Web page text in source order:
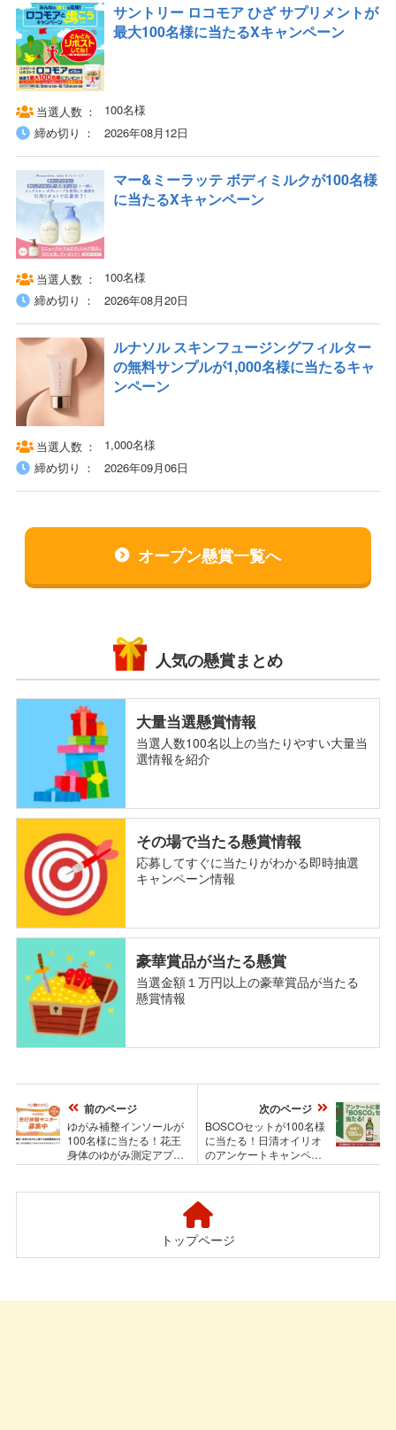
サントリー ロコモア ひざ サプリメントが
最大100名様に当たるXキャンペーン
当選人数
100名様
締め切り
2026年08月12日
マー&ミーラッテ ボディミルクが100名様
に当たるXキャンペーン
当選人数
100名様
締め切り
2026年08月20日
ルナソル スキンフュージングフィルター
の無料サンプルが1,000名様に当たるキャ
ンペーン
当選人数
1,000名様
締め切り
2026年09月06日
オープン懸賞一覧へ
人気の懸賞まとめ
大量当選懸賞情報
当選人数100名以上の当たりやすい大量当
選情報を紹介
その場で当たる懸賞情報
応募してすぐに当たりがわかる即時抽選
キャンペーン情報
豪華賞品が当たる懸賞
当選金額１万円以上の豪華賞品が当たる
懸賞情報
前のページ
ゆがみ補整インソールが
100名様に当たる！花王
身体のゆがみ測定アプリ
先行体験モニターキャン
次のページ
BOSCOセットが100名様
に当たる！日清オイリオ
のアンケートキャンペー
ン
トップページ